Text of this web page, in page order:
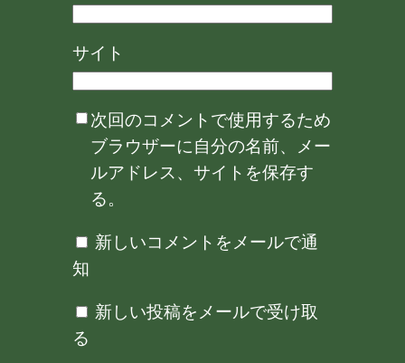
サイト
次回のコメントで使用するため
ブラウザーに自分の名前、メー
ルアドレス、サイトを保存す
る。
新しいコメントをメールで通
知
新しい投稿をメールで受け取
る